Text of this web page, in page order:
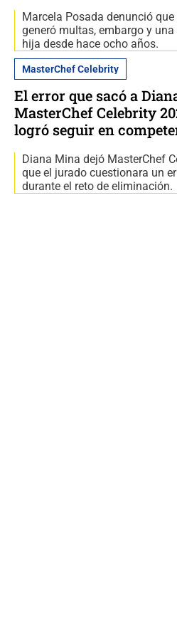
Marcela Posada denunció
generó multas, embargo y
hija desde hace ocho años.
MasterChef Celebrity
El error que sacó a
MasterChef Celebrity
logró seguir en
Diana Mina dejó MasterChef
que el jurado cuestionara un
durante el reto de eliminación.